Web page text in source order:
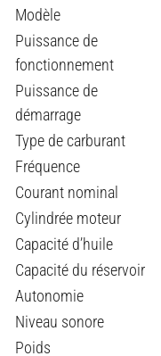
Modèle
Puissance de
fonctionnement
Puissance de
démarrage
Type de carburant
Fréquence
Courant nominal
Cylindrée moteur
Capacité d’huile
Capacité du réservoir
Autonomie
Niveau sonore
Poids